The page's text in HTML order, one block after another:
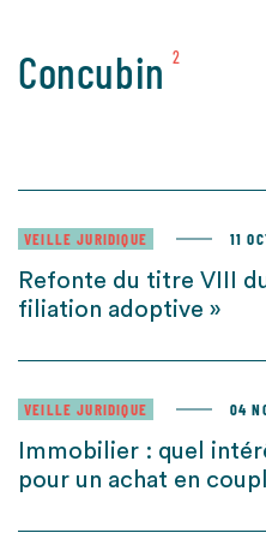
Concubin 2
VEILLE JURIDIQUE 11
Refonte du titre VIII
filiation adoptive »
VEILLE JURIDIQUE 04
Immobilier : quel
pour un achat en